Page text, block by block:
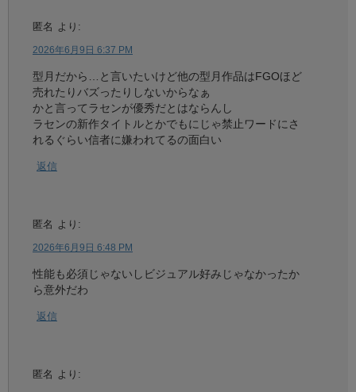
匿名 より:
2026年6月9日 6:37 PM
型月だから…と言いたいけど他の型月作品はFGOほど
売れたりバズったりしないからなぁ
かと言ってラセンが優秀だとはならんし
ラセンの新作タイトルとかでもにじゃ禁止ワードにさ
れるぐらい信者に嫌われてるの面白い
返信
匿名 より:
2026年6月9日 6:48 PM
性能も必須じゃないしビジュアル好みじゃなかったか
ら意外だわ
返信
匿名 より: